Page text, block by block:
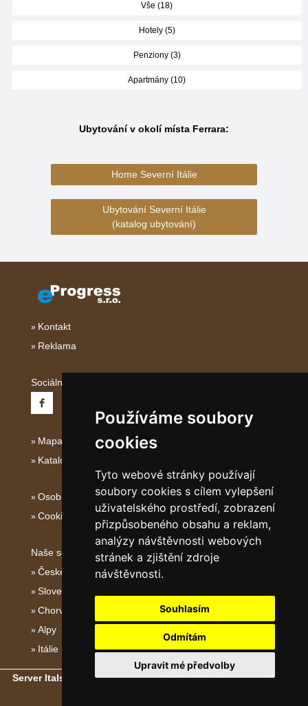
Používáme soubory
cookies
Tyto webové stránky používají
soubory cookies s cílem vylepšení
uživatelského prostředí, zobrazení
přizpůsobeného obsahu a reklam,
analýzy návštěvnosti webových
stránek a zjištění zdroje
návštěvnosti.
Souhlasím
Odmítám
Upravit mé předvolby
Vše (18)
Hotely (5)
Penziony (3)
Apartmány (10)
Ubytování v okolí místa Ferrara:
Home Severní Itálie
Ubytování Severní Itálie
(katalog ubytování)
Kontakt
Reklama
Sociální sítě:
Mapa serveru Severní Itálie
Katalog ubytování
Osobní údaje
Cookies
Naše servery:
České hory
Slovenské hory
Chorvatsko
Alpy
Itálie
Server Italské hory, ostrovy a pobřeží- Copyright © 2011-2026